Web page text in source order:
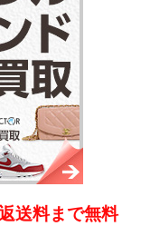
送料まで無料